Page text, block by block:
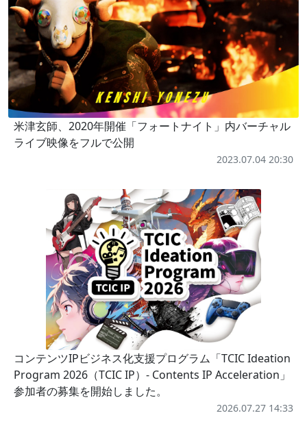
米津玄師、2020年開催「フォートナイト」内バーチャル
ライブ映像をフルで公開
2023.07.04 20:30
コンテンツIPビジネス化支援プログラム「TCIC Ideation
Program 2026（TCIC IP）- Contents IP Acceleration」
参加者の募集を開始しました。
2026.07.27 14:33